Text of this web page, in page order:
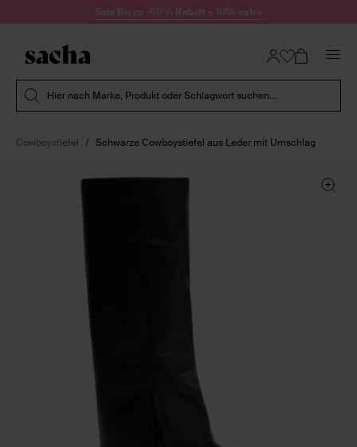
Zum Inhalt springenSale Bis zu -60% Rabatt + 10% extra
Hier nach Marke, Produkt oder Schlagwort suchen...
Cowboystiefel Schwarze Cowboystiefel aus Leder mit Umschlag